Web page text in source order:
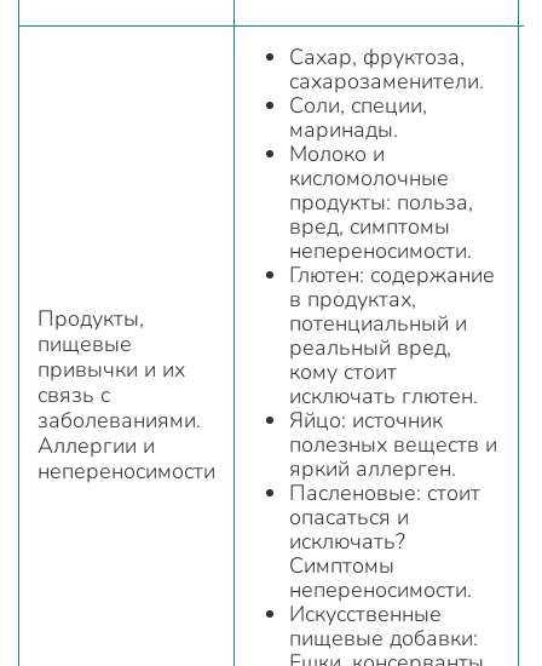
Продукты,
пищевые
привычки и их
связь с
заболеваниями.
Аллергии и
непереносимости
Сахар, фруктоза,
сахарозаменители.
Соли, специи,
маринады.
Молоко и
кисломолочные
продукты: польза,
вред, симптомы
непереносимости.
Глютен: содержание
в продуктах,
потенциальный и
реальный вред,
кому стоит
исключать глютен.
Яйцо: источник
полезных веществ и
яркий аллерген.
Пасленовые: стоит
опасаться и
исключать?
Симптомы
непереносимости.
Искусственные
пищевые добавки: